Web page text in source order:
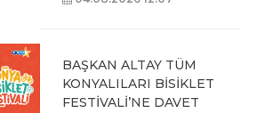
BAŞKAN ALTAY TÜM
KONYALILARI BİSİKLET
FESTİVALİ’NE DAVET